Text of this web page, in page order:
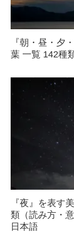
『朝・昼・夕
葉 一覧 142種
『夜』を表す
類（読み方・
日本語